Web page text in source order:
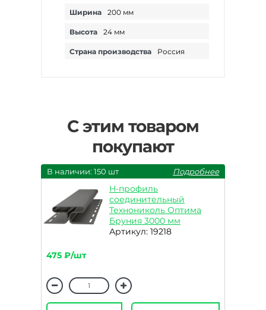
Ширина 200 мм
Высота 24 мм
Страна производства Россия
С этим товаром
покупают
В наличии: 150 шт Подробнее
H-профиль
соединительный
Технониколь Оптима
Бруния 3000 мм
Артикул: 19218
475 ₽/шт